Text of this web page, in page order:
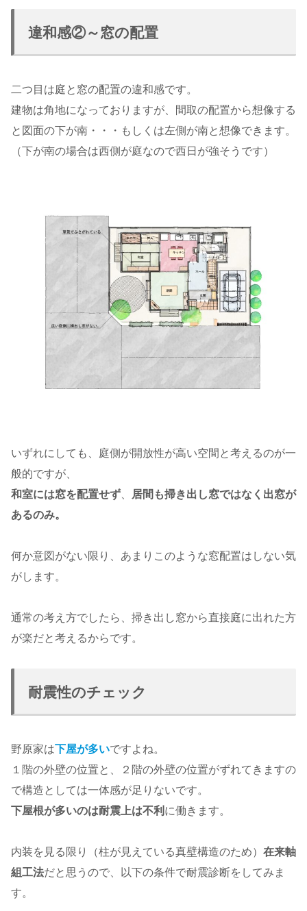
違和感②～窓の配置
二つ目は庭と窓の配置の違和感です。
建物は角地になっておりますが、間取の配置から想像する
と図面の下が南・・・もしくは左側が南と想像できます。
（下が南の場合は西側が庭なので西日が強そうです）
いずれにしても、庭側が開放性が高い空間と考えるのが一
般的ですが、
和室には窓を配置せず
居間も掃き出し窓ではなく出窓が
あるのみ。
何か意図がない限り、あまりこのような窓配置はしない気
がします。
通常の考え方でしたら、掃き出し窓から直接庭に出れた方
が楽だと考えるからです。
耐震性のチェック
野原家は下屋が多いですよね。
１階の外壁の位置と、２階の外壁の位置がずれてきますの
で構造としては一体感が足りないです。
下屋根が多いのは耐震上は不利 に働きます。
内装を見る限り（柱が見えている真壁構造のため） 在来軸
組工法だと思うので、以下の条件で耐震診断をしてみま
す。